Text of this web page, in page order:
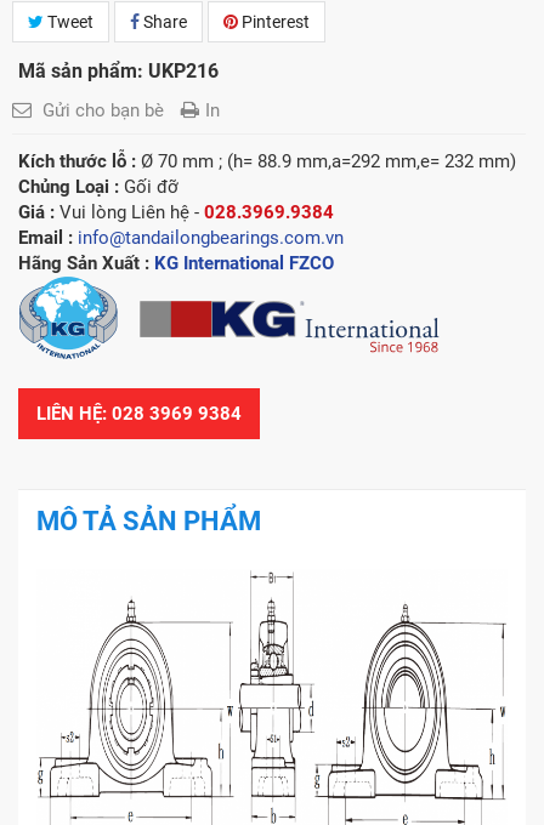
Tweet Share Pinterest
Mã sản phẩm: UKP216
Gửi cho bạn bè In
Kích thước lỗ : Ø 70 mm ; (h= 88.9 mm,a=292 mm,e= 232 mm)
Chủng Loại : Gối đỡ
Giá : Vui lòng Liên hệ - 028.3969.9384
Email : info@tandailongbearings.com.vn
Hãng Sản Xuất : KG International FZCO
LIÊN HỆ: 028 3969 9384
MÔ TẢ SẢN PHẨM